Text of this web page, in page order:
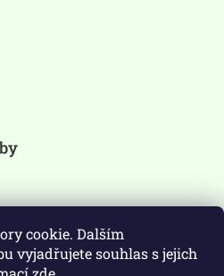
cookie. Dalším
vyjadřujete souhlas s jejich